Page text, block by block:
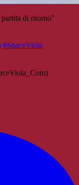
di ritorno"
#SpaceViola